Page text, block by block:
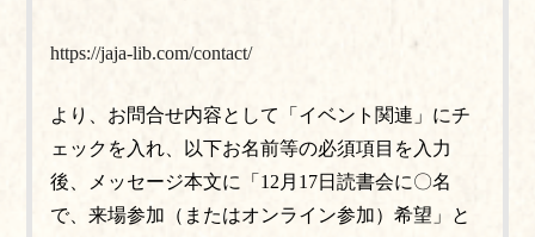
https://jaja-lib.com/contact/
より、お問合せ内容として「イベント関連」にチ
ェックを入れ、以下お名前等の必須項目を入力
後、メッセージ本文に「12月17日読書会に〇名
で、来場参加（またはオンライン参加）希望」と